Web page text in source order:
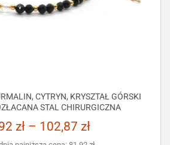
CYTRYN, KRYSZTAŁ GÓRSKI
STAL CHIRURGICZNA
zł – 102,87 zł